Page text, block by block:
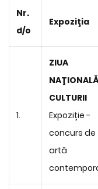
Nr.
d/o
Expoziţia
1.
ZIUA
CULTURII
Expoziție -
concurs de
artă